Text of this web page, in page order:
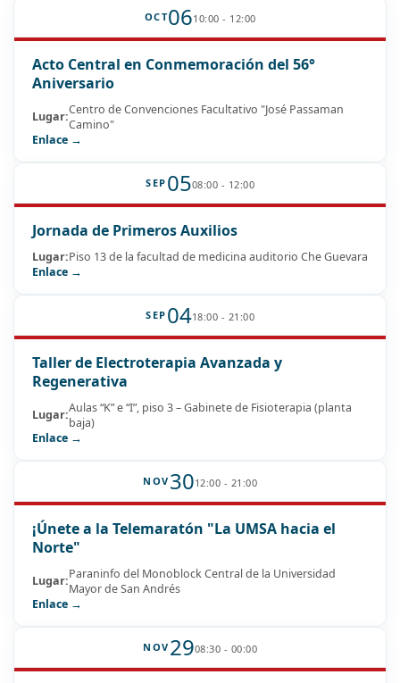
OCT0610:00 - 12:00
Acto Central en Conmemoración del 56°
Aniversario
Lugar:Centro de Convenciones Facultativo "José Passaman
Camino"
Enlace →
SEP 0508:00 - 12:00
Jornada de Primeros Auxilios
Lugar:Piso 13 de la facultad de medicina auditorio Che Guevara
Enlace →
SEP 0418:00 - 21:00
Taller de Electroterapia Avanzada y
Regenerativa
Lugar:Aulas “K” e “I”, piso 3 – Gabinete de Fisioterapia (planta
baja)
Enlace →
NOV 3012:00 - 21:00
¡Únete a la Telemaratón "La UMSA hacia el
Norte"
Lugar:Paraninfo del Monoblock Central de la Universidad
Mayor de San Andrés
Enlace →
NOV 2908:30 - 00:00